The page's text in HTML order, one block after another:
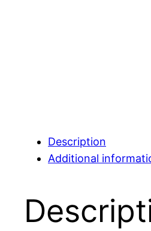
Description
Additional